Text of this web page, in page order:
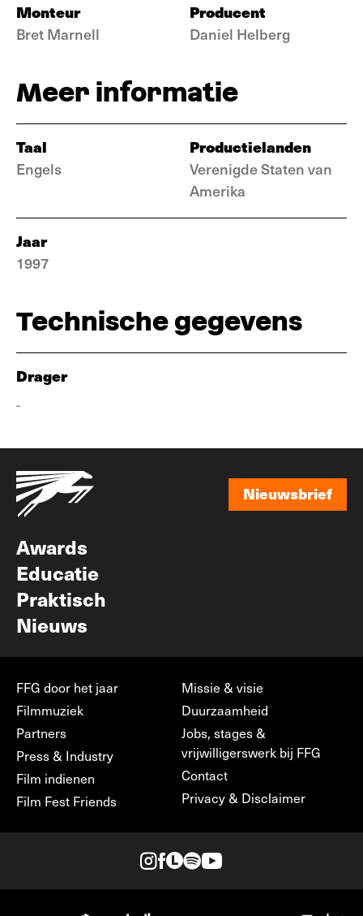
Monteur
Bret Marnell
Producent
Daniel Helberg
Meer informatie
Taal
Engels
Productielanden
Verenigde Staten van
Amerika
Jaar
1997
Technische gegevens
Drager
-
Nieuwsbrief
Awards
Educatie
Praktisch
Nieuws
FFG door het jaar
Filmmuziek
Partners
Press & Industry
Film indienen
Film Fest Friends
Missie & visie
Duurzaamheid
Jobs, stages &
vrijwilligerswerk bij FFG
Contact
Privacy & Disclaimer